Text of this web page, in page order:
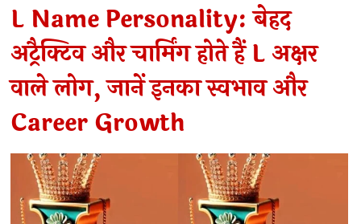
L Name Personality: बेहद
अट्रैक्टिव और चार्मिंग होते हैं L अक्षर
वाले लोग, जानें इनका स्वभाव और
Career Growth